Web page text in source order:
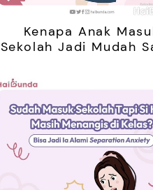
Kenapa Anak
Sekolah Jadi Mudah